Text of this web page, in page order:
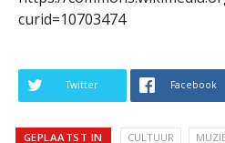
curid=10703474
Twitter Facebook
GEPLAATST IN CULTUUR